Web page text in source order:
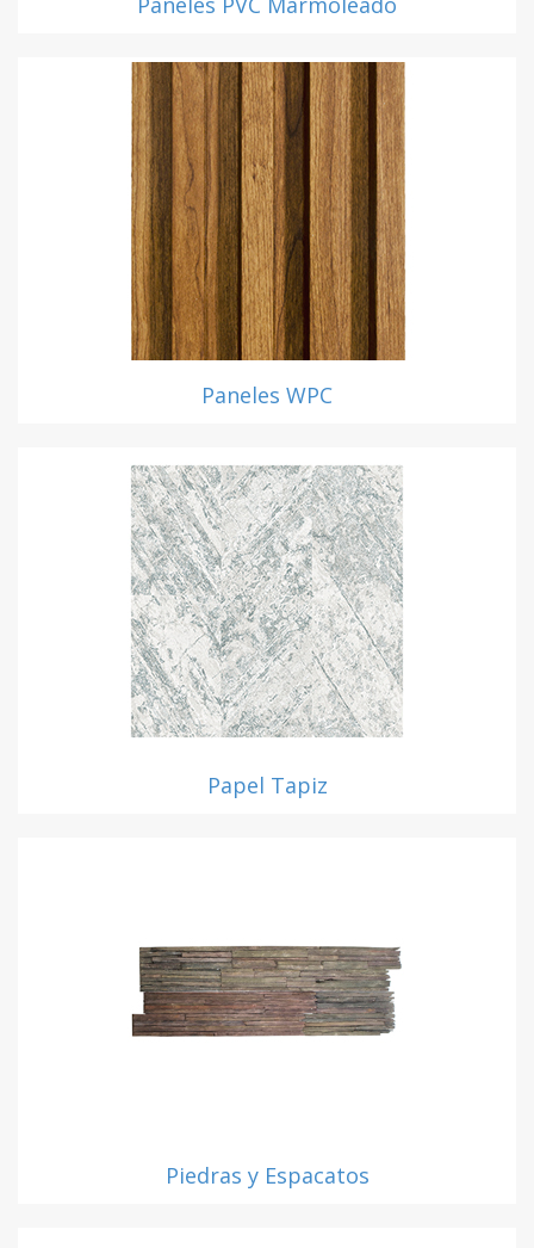
Paneles WPC
Papel Tapiz
Piedras y Espacatos